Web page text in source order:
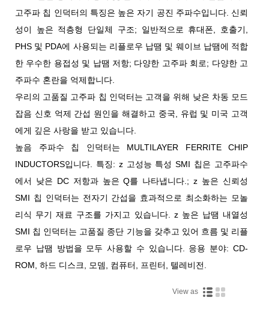
고주파 칩 인덕터의 특징은 높은 자기 공진 주파수입니다. 신뢰
성이 높은 적층형 단일체 구조; 일반적으로 휴대폰, 호출기,
PHS 및 PDA에 사용되는 리플로우 납땜 및 웨이브 납땜에 적합
한 우수한 용접성 및 납땜 저항; 다양한 고주파 회로; 다양한 고
주파수 혼란을 억제합니다.
우리의 고품질 고주파 칩 인덕터는 고객을 위해 낮은 차동 모드
잡음 신호 억제 간섭 원인을 해결하고 중국, 유럽 및 미국 고객
에게 깊은 사랑을 받고 있습니다.
높음 주파수 칩 인덕터는 MULTILAYER FERRITE CHIP
INDUCTORS입니다. 특징: z 고성능 특성 SMI 칩은 고주파수
에서 낮은 DC 저항과 높은 Q를 나타냅니다.; z 높은 신뢰성
SMI 칩 인덕터는 전자기 간섭을 효과적으로 최소화하는 모놀
리식 무기 재료 구조를 가지고 있습니다. z 높은 납땜 내열성
SMI 칩 인덕터는 고품질 종단 기능을 갖추고 있어 흐름 및 리플
로우 납땜 방법을 모두 사용할 수 있습니다. 응용 분야: CD-
ROM, 하드 디스크, 모뎀, 컴퓨터, 프린터, 텔레비전.
View as